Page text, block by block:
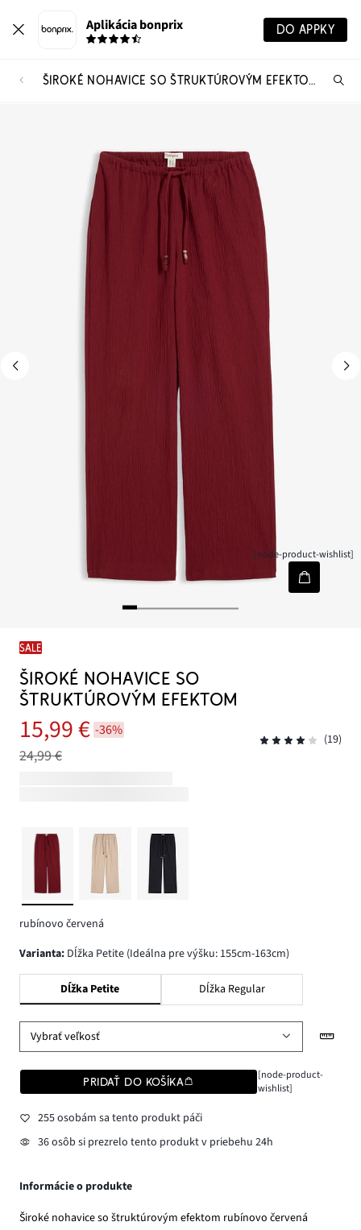
Aplikácia bonprix DO APPKY
ŠIROKÉ NOHAVICE SO ŠTRUKTÚROVÝM EFEKTOM
[node-product-wishlist]
SALE
ŠIROKÉ NOHAVICE SO
ŠTRUKTÚROVÝM EFEKTOM
15,99 € -36%
24,99 €
(19)
rubínovo červená
varianta: Dĺžka Petite (Ideálna pre výšku: 155cm-163cm)
Dĺžka Petite Dĺžka Regular
Vybrať veľkosť
PRIDAŤ DO KOŠÍKA
[node-product-
wishlist]
255 osobám sa tento produkt páči
36 osôb si prezrelo tento produkt v priebehu 24h
Informácie o produkte
Široké nohavice so štruktúrovým efektom rubínovo červená